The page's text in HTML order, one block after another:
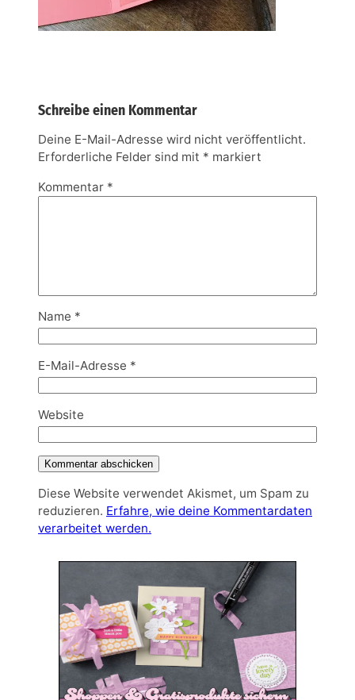
Schreibe einen Kommentar
Deine E-Mail-Adresse wird nicht veröffentlicht.
Erforderliche Felder sind mit * markiert
Kommentar *
Name *
E-Mail-Adresse *
Website
Diese Website verwendet Akismet, um Spam zu
reduzieren. Erfahre, wie deine Kommentardaten
verarbeitet werden.